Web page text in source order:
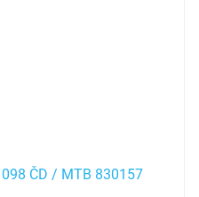
ČD / MTB 830157